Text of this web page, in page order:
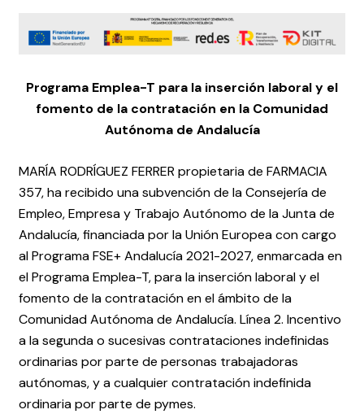
Programa Emplea-T para la inserción laboral y el
fomento de la contratación en la Comunidad
Autónoma de Andalucía
MARÍA RODRÍGUEZ FERRER propietaria de FARMACIA
357, ha recibido una subvención de la Consejería de
Empleo, Empresa y Trabajo Autónomo de la Junta de
Andalucía, financiada por la Unión Europea con cargo
al Programa FSE+ Andalucía 2021-2027, enmarcada en
el Programa Emplea-T, para la inserción laboral y el
fomento de la contratación en el ámbito de la
Comunidad Autónoma de Andalucía. Línea 2. Incentivo
a la segunda o sucesivas contrataciones indefinidas
ordinarias por parte de personas trabajadoras
autónomas, y a cualquier contratación indefinida
ordinaria por parte de pymes.